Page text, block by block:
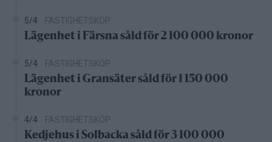
5/4 FASTIGHETSKÖP
Lägenhet i Färsna såld för 2 100 000 kronor
5/4 FASTIGHETSKÖP
Lägenhet i Gransäter såld för 1 150 000
kronor
4/4 FASTIGHETSKÖP
Kedjehus i Solbacka såld för 3 100 000